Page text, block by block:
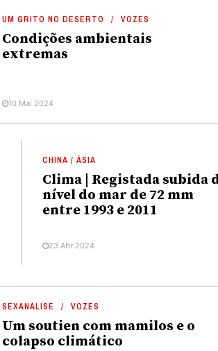
UM GRITO NO DESERTO VOZES
Condições ambientais
extremas
10 Mai 2024
CHINA / ÁSIA
Clima | Registada subida
nível do mar de 72 mm
entre 1993 e 2011
23 Abr 2024
SEXANÁLISE VOZES
Um soutien com mamilos e o
colapso climático